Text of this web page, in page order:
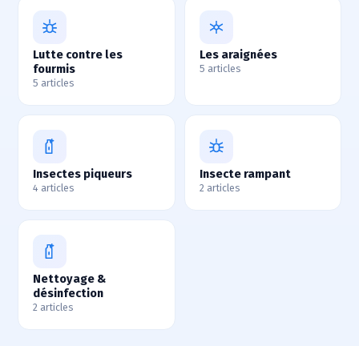
Lutte contre les
fourmis
5 articles
Les araignées
5 articles
Insectes piqueurs
4 articles
Insecte rampant
2 articles
Nettoyage &
désinfection
2 articles